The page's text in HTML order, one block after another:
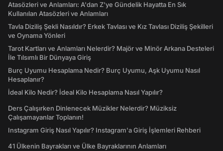
Atasözleri ve Anlamları: A'dan Z'ye Gündelik Hayatta En Sık
Kullanılan Atasözleri ve Anlamları
Tavla Diziliş Şekli Nasıldır? Erkek Tavlası ve Kız Tavlası Diziliş Şekilleri
ve Oynama Yönleri
Tarot Kartları ve Anlamları Nelerdir? Majör ve Minör Arkana Desteleri
İle Tılsımlı Bir Dünyaya Giriş
Burç Uyumu Hesaplama Nedir? Burç Uyumu, Aşk Uyumu Nasıl
Hesaplanır?
İdeal Kilo Nedir? İdeal Kilo Hesaplama Nasıl Yapılır?
Ders Çalışırken Dinlenecek Müzikler Nelerdir? Müziksiz
Çalışamayanlar Toplanın!
Instagram Giriş Nasıl Yapılır? Instagram'a Giriş İşlemleri Rehberi
41 Ülkenin Bayrakları ve Ülke Bayraklarının Anlamları